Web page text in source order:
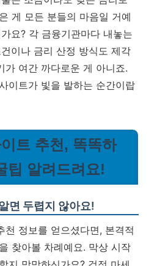
게 모든 분들의 마음일 거예
요? 각 금융기관마다 내놓는
이나 금리 산정 방식도 제각
가 여간 까다로운 게 아니죠.
이트가 빛을 발하는 순간이랍
트 추천, 똑똑하
팁 알려드려요!
면 두렵지 않아요!
천 정보를 얻으셨다면, 본격적
찾아볼 차례예요. 막상 시작